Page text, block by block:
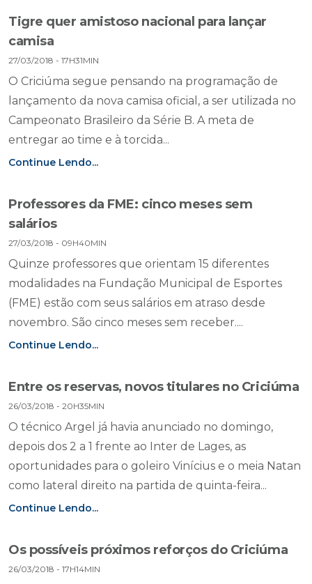
Tigre quer amistoso nacional para lançar
camisa
27/03/2018 - 17H31MIN
O Criciúma segue pensando na programação de
lançamento da nova camisa oficial, a ser utilizada no
Campeonato Brasileiro da Série B. A meta de
entregar ao time e à torcida...
Continue Lendo...
Professores da FME: cinco meses sem
salários
27/03/2018 - 09H40MIN
Quinze professores que orientam 15 diferentes
modalidades na Fundação Municipal de Esportes
(FME) estão com seus salários em atraso desde
novembro. São cinco meses sem receber....
Continue Lendo...
Entre os reservas, novos titulares no Criciúma
26/03/2018 - 20H35MIN
O técnico Argel já havia anunciado no domingo,
depois dos 2 a 1 frente ao Inter de Lages, as
oportunidades para o goleiro Vinícius e o meia Natan
como lateral direito na partida de quinta-feira...
Continue Lendo...
Os possíveis próximos reforços do Criciúma
26/03/2018 - 17H14MIN